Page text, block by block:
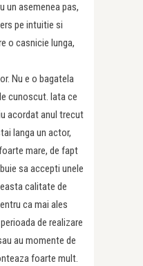
un asemenea pas,
pe intuitie si
o casnicie lunga,
Nu e o bagatela
cunoscut. Iata ce
acordat anul trecut
langa un actor,
mare, de fapt
sa accepti unele
calitate de
ca mai ales
de realizare
au momente de
foarte mult.